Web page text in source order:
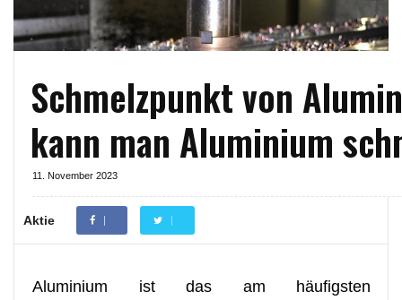
Schmelzpunkt von
kann man Aluminium
11. November 2023
Aktie
Aluminium ist das am häufigsten